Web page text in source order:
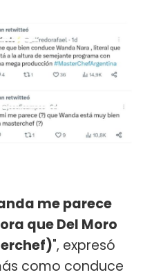
me parece
que Del Moro
", expresó
como conduce